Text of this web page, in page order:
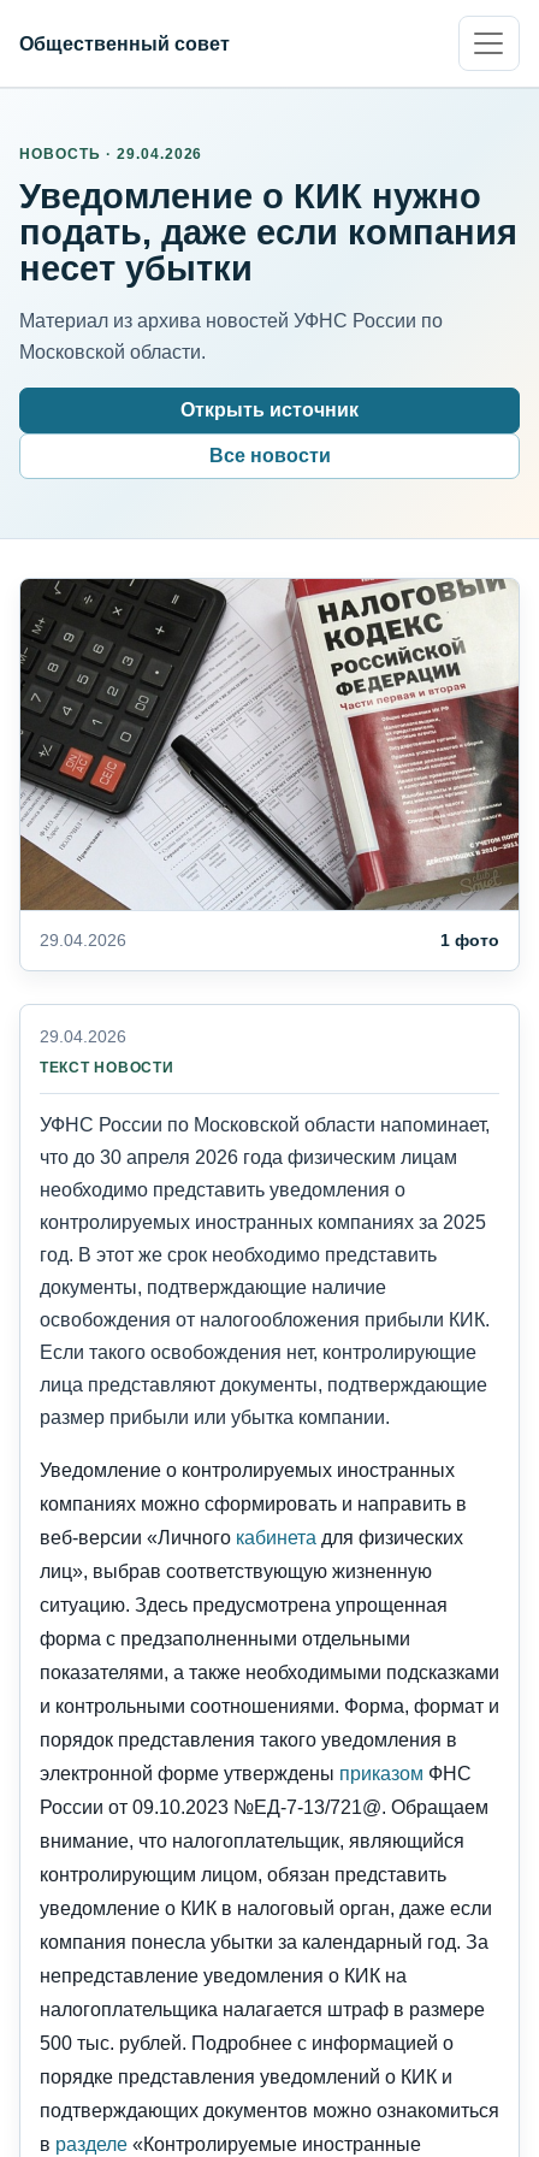
Общественный совет
НОВОСТЬ · 29.04.2026
Уведомление о КИК нужно
подать, даже если компания
несет убытки
Материал из архива новостей УФНС России по
Московской области.
Открыть источник
Все новости
29.04.2026 1 фото
29.04.2026
ТЕКСТ НОВОСТИ
УФНС России по Московской области напоминает,
что до 30 апреля 2026 года физическим лицам
необходимо представить уведомления о
контролируемых иностранных компаниях за 2025
год. В этот же срок необходимо представить
документы, подтверждающие наличие
освобождения от налогообложения прибыли КИК.
Если такого освобождения нет, контролирующие
лица представляют документы, подтверждающие
размер прибыли или убытка компании.
Уведомление о контролируемых иностранных
компаниях можно сформировать и направить в
веб-версии «Личного кабинета для физических
лиц», выбрав соответствующую жизненную
ситуацию. Здесь предусмотрена упрощенная
форма с предзаполненными отдельными
показателями, а также необходимыми подсказками
и контрольными соотношениями. Форма, формат и
порядок представления такого уведомления в
электронной форме утверждены приказом ФНС
России от 09.10.2023 №ЕД-7-13/721@. Обращаем
внимание, что налогоплательщик, являющийся
контролирующим лицом, обязан представить
уведомление о КИК в налоговый орган, даже если
компания понесла убытки за календарный год. За
непредставление уведомления о КИК на
налогоплательщика налагается штраф в размере
500 тыс. рублей. Подробнее с информацией о
порядке представления уведомлений о КИК и
подтверждающих документов можно ознакомиться
в разделе «Контролируемые иностранные